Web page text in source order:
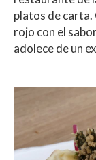
platos de carta.
rojo con el
adolece de un